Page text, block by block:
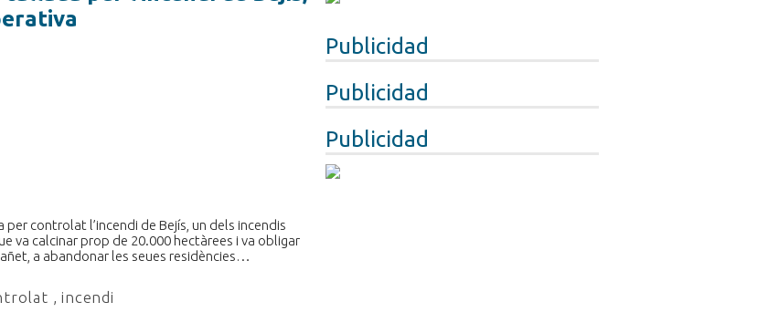
Publicidad
Publicidad
Publicidad
controlat l’incendi de Bejís, un dels incendis
va calcinar prop de 20.000 hectàrees i va obligar
a abandonar les seues residències…
,incendi